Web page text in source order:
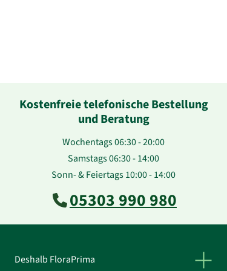
Kostenfreie telefonische Bestellung
und Beratung
Wochentags 06:30 - 20:00
Samstags 06:30 - 14:00
Sonn- & Feiertags 10:00 - 14:00
05303 990 980
Deshalb FloraPrima